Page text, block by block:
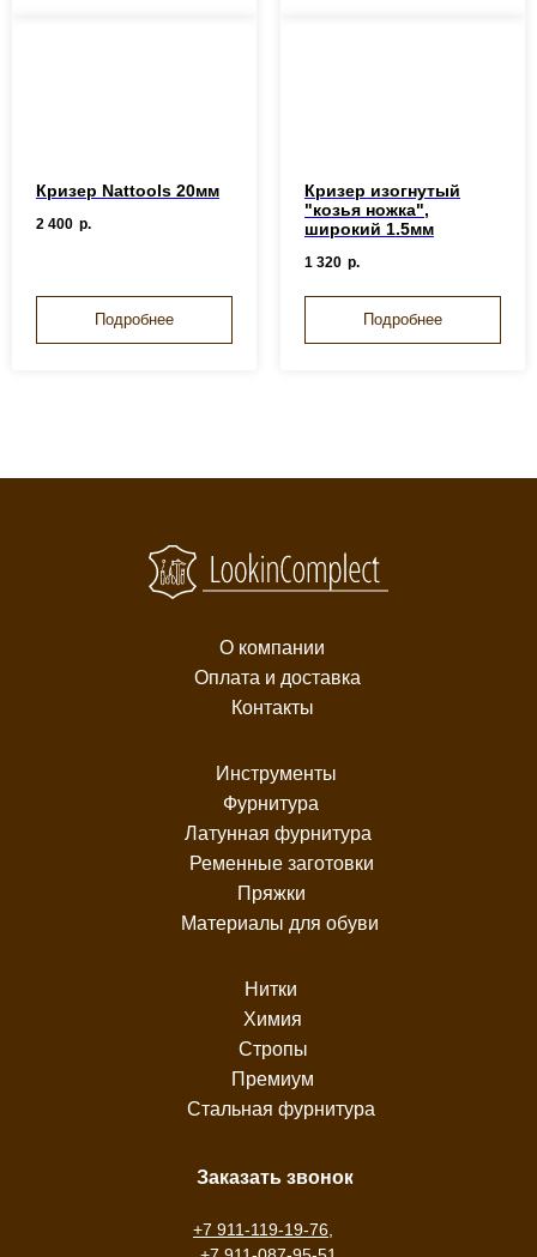
Кризер Nattools 20мм
2 400 р.
Подробнее
Кризер изогнутый
"козья ножка",
широкий 1.5мм
1 320 р.
Подробнее
О компании
Оплата и доставка
Контакты
Инструменты
Фурнитура
Латунная фурнитура
Ременные заготовки
Материалы для обуви
Пряжки
Нитки
Химия
Стропы
Премиум
Стальная фурнитура
Заказать звонок
+7 911-119-19-76,